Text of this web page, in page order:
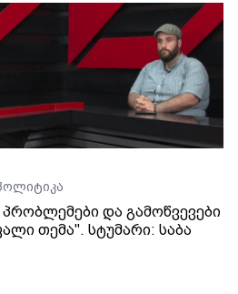
და გამოწვევები
თემა". სტუმარი: საბა